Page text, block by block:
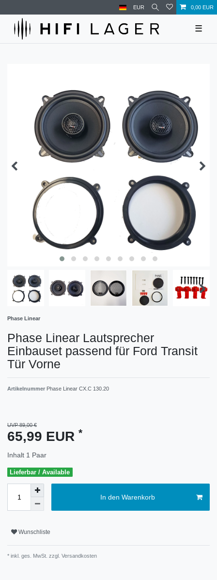
EUR 0,00 EUR
☰
Phase Linear
Phase Linear Lautsprecher
Einbauset passend für Ford Transit
Tür Vorne
Artikelnummer Phase Linear CX.C 130.20
UVP 89,00 €
65,99 EUR *
Inhalt 1 Paar
Lieferbar / Available
In den Warenkorb
Wunschliste
* inkl. ges. MwSt. zzgl. Versandkosten